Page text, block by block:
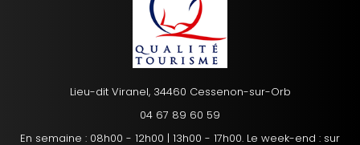
Lieu-dit Viranel, 34460 Cessenon-sur-Orb
04 67 89 60 59
En semaine : 08h00 - 12h00 | 13h00 - 17h00. Le week-end : sur